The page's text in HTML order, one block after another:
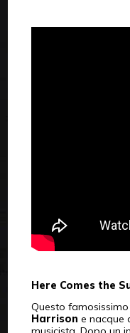
Here Comes the
Questo
Harrison e nacque